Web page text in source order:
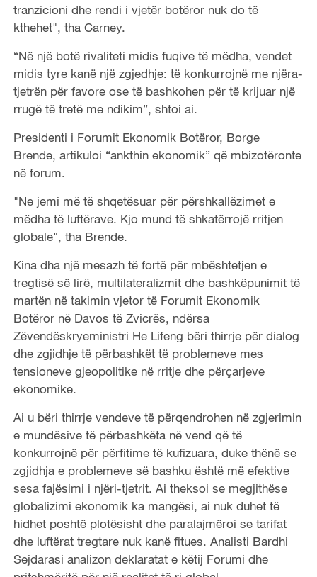
tranzicioni dhe rendi i vjetër botëror nuk do të
kthehet", tha Carney.
“Në një botë rivaliteti midis fuqive të mëdha, vendet
midis tyre kanë një zgjedhje: të konkurrojnë me njëra-
tjetrën për favore ose të bashkohen për të krijuar një
rrugë të tretë me ndikim”, shtoi ai.
Presidenti i Forumit Ekonomik Botëror, Borge
Brende, artikuloi “ankthin ekonomik” që mbizotëronte
në forum.
"Ne jemi më të shqetësuar për përshkallëzimet e
mëdha të luftërave. Kjo mund të shkatërrojë rritjen
globale", tha Brende.
Kina dha një mesazh të fortë për mbështetjen e
tregtisë së lirë, multilateralizmit dhe bashkëpunimit të
martën në takimin vjetor të Forumit Ekonomik
Botëror në Davos të Zvicrës, ndërsa
Zëvendëskryeministri He Lifeng bëri thirrje për dialog
dhe zgjidhje të përbashkët të problemeve mes
tensioneve gjeopolitike në rritje dhe përçarjeve
ekonomike.
Ai u bëri thirrje vendeve të përqendrohen në zgjerimin
e mundësive të përbashkëta në vend që të
konkurrojnë për përfitime të kufizuara, duke thënë se
zgjidhja e problemeve së bashku është më efektive
sesa fajësimi i njëri-tjetrit. Ai theksoi se megjithëse
globalizimi ekonomik ka mangësi, ai nuk duhet të
hidhet poshtë plotësisht dhe paralajmëroi se tarifat
dhe luftërat tregtare nuk kanë fitues. Analisti Bardhi
Sejdarasi analizon deklaratat e këtij Forumi dhe